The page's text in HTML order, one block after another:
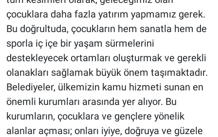
çocuklara daha fazla yatırım yapmamız gerek.
Bu doğrultuda, çocukların hem sanatla hem de
sporla iç içe bir yaşam sürmelerini
destekleyecek ortamları oluşturmak ve gerekli
olanakları sağlamak büyük önem taşımaktadır.
Belediyeler, ülkemizin kamu hizmeti sunan en
önemli kurumları arasında yer alıyor. Bu
kurumların, çocuklara ve gençlere yönelik
alanlar açması; onları iyiye, doğruya ve güzele